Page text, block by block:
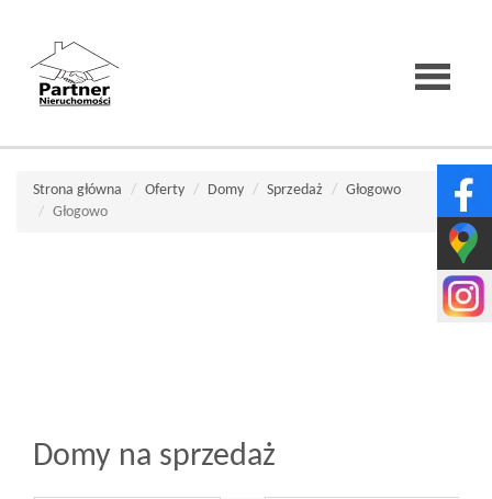
Strona
główna
Strona główna Oferty Domy Sprzedaż
Głogowo
Głogowo
Domy na sprzedaż